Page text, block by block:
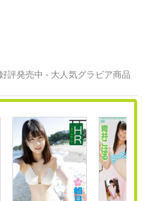
評発売中 - 大人気グラビア商品